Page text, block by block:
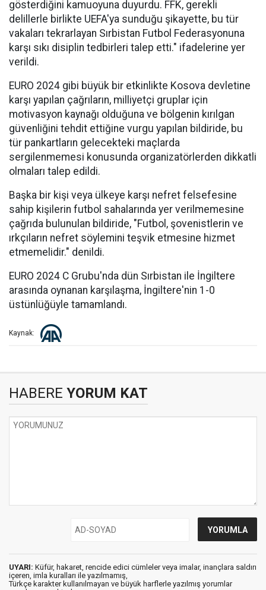
gösterdiğini kamuoyuna duyurdu. FFK, gerekli
delillerle birlikte UEFA'ya sunduğu şikayette, bu tür
vakaları tekrarlayan Sırbistan Futbol Federasyonuna
karşı sıkı disiplin tedbirleri talep etti." ifadelerine yer
verildi.
EURO 2024 gibi büyük bir etkinlikte Kosova devletine
karşı yapılan çağrıların, milliyetçi gruplar için
motivasyon kaynağı olduğuna ve bölgenin kırılgan
güvenliğini tehdit ettiğine vurgu yapılan bildiride, bu
tür pankartların gelecekteki maçlarda
sergilenmemesi konusunda organizatörlerden dikkatli
olmaları talep edildi.
Başka bir kişi veya ülkeye karşı nefret felsefesine
sahip kişilerin futbol sahalarında yer verilmemesine
çağrıda bulunulan bildiride, "Futbol, şovenistlerin ve
ırkçıların nefret söylemini teşvik etmesine hizmet
etmemelidir." denildi.
EURO 2024 C Grubu'nda dün Sırbistan ile İngiltere
arasında oynanan karşılaşma, İngiltere'nin 1-0
üstünlüğüyle tamamlandı.
Kaynak:
HABERE YORUM KAT
UYARI: Küfür, hakaret, rencide edici cümleler veya imalar, inançlara saldırı
içeren, imla kuralları ile yazılmamış,
Türkçe karakter kullanılmayan ve büyük harflerle yazılmış yorumlar